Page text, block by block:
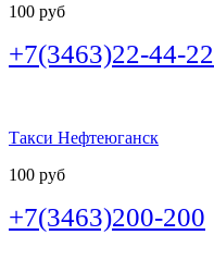
100 руб
+7(3463)22-44-22
Такси Нефтеюганск
100 руб
+7(3463)200-200